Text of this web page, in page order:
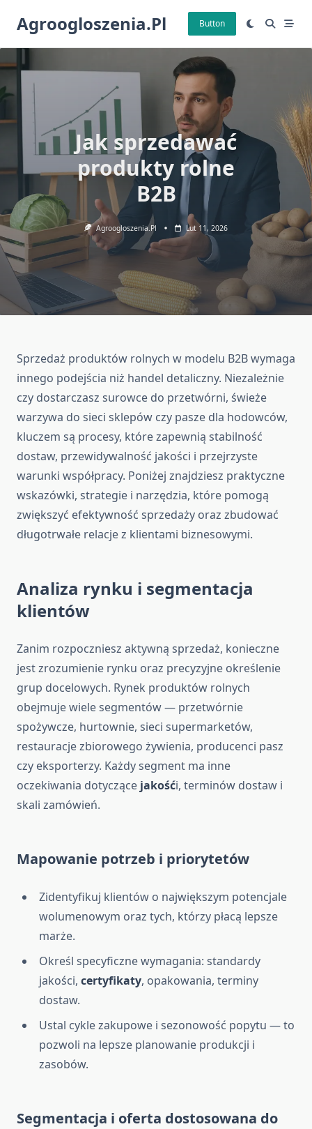
Agroogloszenia.pl Button
Jak sprzedawać
produkty rolne
B2B
Agroogloszenia.pl Lut 11, 2026
Sprzedaż produktów rolnych w modelu B2B wymaga
innego podejścia niż handel detaliczny. Niezależnie
czy dostarczasz surowce do przetwórni, świeże
warzywa do sieci sklepów czy pasze dla hodowców,
kluczem są procesy, które zapewnią stabilność
dostaw, przewidywalność jakości i przejrzyste
warunki współpracy. Poniżej znajdziesz praktyczne
wskazówki, strategie i narzędzia, które pomogą
zwiększyć efektywność sprzedaży oraz zbudować
długotrwałe relacje z klientami biznesowymi.
Analiza rynku i segmentacja
klientów
Zanim rozpoczniesz aktywną sprzedaż, konieczne
jest zrozumienie rynku oraz precyzyjne określenie
grup docelowych. Rynek produktów rolnych
obejmuje wiele segmentów — przetwórnie
spożywcze, hurtownie, sieci supermarketów,
restauracje zbiorowego żywienia, producenci pasz
czy eksporterzy. Każdy segment ma inne
oczekiwania dotyczące jakośći, terminów dostaw i
skali zamówień.
Mapowanie potrzeb i priorytetów
Zidentyfikuj klientów o największym potencjale
wolumenowym oraz tych, którzy płacą lepsze
marże.
Określ specyficzne wymagania: standardy
jakości, certyfikaty, opakowania, terminy
dostaw.
Ustal cykle zakupowe i sezonowość popytu — to
pozwoli na lepsze planowanie produkcji i
zasobów.
Segmentacja i oferta dostosowana do